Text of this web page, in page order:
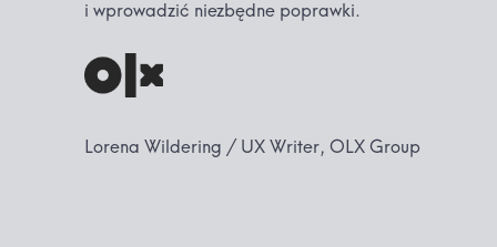
i wprowadzić niezbędne poprawki.
Lorena Wildering / UX Writer, OLX Group